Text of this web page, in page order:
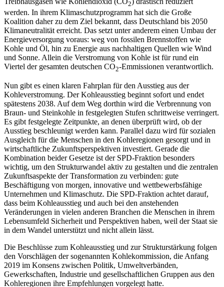
2
werden. In ihrem Klimaschutzprogramm hat sich die Große
Koalition daher zu dem Ziel bekannt, dass Deutschland bis 2050
Klimaneutralität erreicht. Das setzt unter anderem einen Umbau der
Energieversorgung voraus: weg von fossilen Brennstoffen wie
Kohle und Öl, hin zu Energie aus nachhaltigen Quellen wie Wind
und Sonne. Allein die Verstromung von Kohle ist für rund ein
Viertel der gesamten deutschen CO2-Emmissionen verantwortlich.
Nun gibt es einen klaren Fahrplan für den Ausstieg aus der
Kohleverstromung. Der Kohleausstieg beginnt sofort und endet
spätestens 2038. Auf dem Weg dorthin wird die Verbrennung von
Braun- und Steinkohle in festgelegten Stufen schrittweise verringert.
Es gibt festgelegte Zeitpunkte, an denen überprüft wird, ob der
Ausstieg beschleunigt werden kann. Parallel dazu wird für sozialen
Ausgleich für die Menschen in den Kohleregionen gesorgt und in
wirtschaftliche Zukunftsperspektiven investiert. Gerade die
Kombination beider Gesetze ist der SPD-Fraktion besonders
wichtig, um den Strukturwandel aktiv zu gestalten und die zentralen
Zukunftsaspekte der Transformation zu verbinden: gute
Beschäftigung von morgen, innovative und wettbewerbsfähige
Unternehmen und Klimaschutz. Die SPD-Fraktion achtet darauf,
dass beim Kohleausstieg und auch bei den anstehenden
Veränderungen in vielen anderen Branchen die Menschen in ihrem
Lebensumfeld Sicherheit und Perspektiven haben, weil der Staat sie
in dem Wandel unterstützt und nicht allein lässt.
Die Beschlüsse zum Kohleausstieg und zur Strukturstärkung folgen
den Vorschlägen der sogenannten Kohlekommission, die Anfang
2019 im Konsens zwischen Politik, Umweltverbänden,
Gewerkschaften, Industrie und gesellschaftlichen Gruppen aus den
Kohleregionen ihre Empfehlungen vorgelegt hatte.